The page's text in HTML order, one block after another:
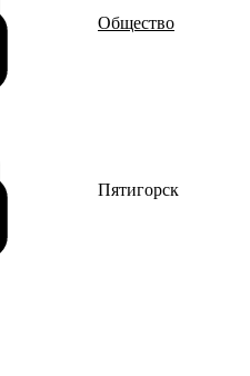
Общество
Пятигорск